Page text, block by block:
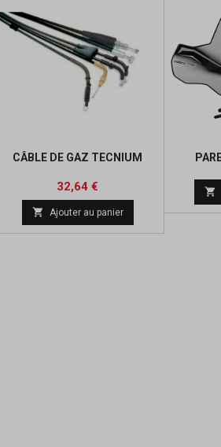
CÂBLE DE GAZ TECNIUM
Prix
32,64 €
base
 Ajouter au panier
